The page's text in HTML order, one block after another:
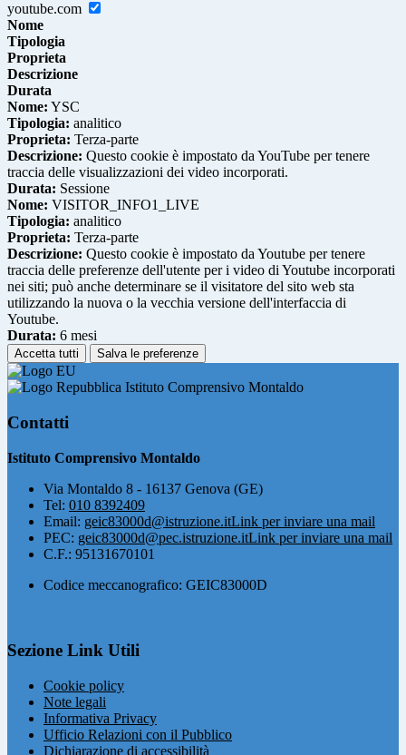
youtube.com
Nome
Tipologia
Proprieta
Descrizione
Durata
Nome: YSC
Tipologia: analitico
Proprieta: Terza-parte
Descrizione: Questo cookie è impostato da YouTube per tenere
traccia delle visualizzazioni dei video incorporati.
Durata: Sessione
Nome: VISITOR_INFO1_LIVE
Tipologia: analitico
Proprieta: Terza-parte
Descrizione: Questo cookie è impostato da Youtube per tenere
traccia delle preferenze dell'utente per i video di Youtube incorporati
nei siti; può anche determinare se il visitatore del sito web sta
utilizzando la nuova o la vecchia versione dell'interfaccia di
Youtube.
Durata: 6 mesi
Accetta tutti Salva le preferenze
Istituto Comprensivo Montaldo
Contatti
Istituto Comprensivo Montaldo
Via Montaldo 8 - 16137 Genova (GE)
Tel: 010 8392409
Email: geic83000d@istruzione.itLink per inviare una mail
PEC: geic83000d@pec.istruzione.itLink per inviare una mail
C.F.: 95131670101
Codice meccanografico: GEIC83000D
Sezione Link Utili
Cookie policy
Note legali
Informativa Privacy
Ufficio Relazioni con il Pubblico
Dichiarazione di accessibilità